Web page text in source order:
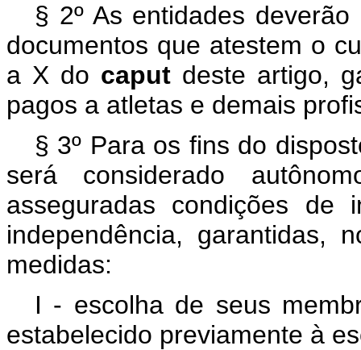
§ 2º As entidades
documentos que atestem o
a X do caput deste artigo,
pagos a atletas e demais
§ 3º Para os fins do
será considerado
asseguradas condições de
independência, garantidas,
medidas:
I - escolha de seus
estabelecido previamente à